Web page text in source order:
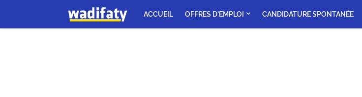
ACCUEIL OFFRES D'EMPLOI CANDIDATURE SPONTANÉE